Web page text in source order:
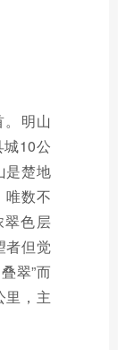
。明山
城10公
是楚地
唯数不
翠色层
者但觉
翠”而
里，主